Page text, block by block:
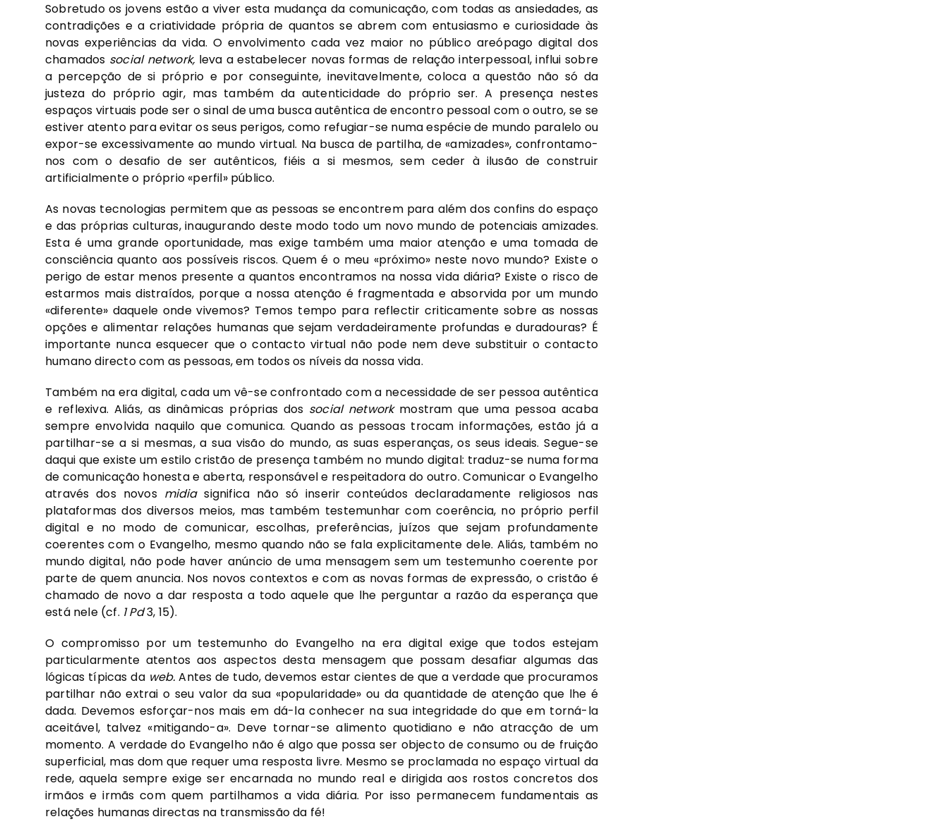
Sobretudo os jovens estão a viver esta mudança da comunicação, com todas as ansiedades, as
contradições e a criatividade própria de quantos se abrem com entusiasmo e curiosidade às
novas experiências da vida. O envolvimento cada vez maior no público areópago digital dos
chamados social network, leva a estabelecer novas formas de relação interpessoal, influi sobre
a percepção de si próprio e por conseguinte, inevitavelmente, coloca a questão não só da
justeza do próprio agir, mas também da autenticidade do próprio ser. A presença nestes
espaços virtuais pode ser o sinal de uma busca autêntica de encontro pessoal com o outro, se se
estiver atento para evitar os seus perigos, como refugiar-se numa espécie de mundo paralelo ou
expor-se excessivamente ao mundo virtual. Na busca de partilha, de «amizades», confrontamo-
nos com o desafio de ser autênticos, fiéis a si mesmos, sem ceder à ilusão de construir
artificialmente o próprio «perfil» público.
As novas tecnologias permitem que as pessoas se encontrem para além dos confins do espaço
e das próprias culturas, inaugurando deste modo todo um novo mundo de potenciais amizades.
Esta é uma grande oportunidade, mas exige também uma maior atenção e uma tomada de
consciência quanto aos possíveis riscos. Quem é o meu «próximo» neste novo mundo? Existe o
perigo de estar menos presente a quantos encontramos na nossa vida diária? Existe o risco de
estarmos mais distraídos, porque a nossa atenção é fragmentada e absorvida por um mundo
«diferente» daquele onde vivemos? Temos tempo para reflectir criticamente sobre as nossas
opções e alimentar relações humanas que sejam verdadeiramente profundas e duradouras? É
importante nunca esquecer que o contacto virtual não pode nem deve substituir o contacto
humano directo com as pessoas, em todos os níveis da nossa vida.
Também na era digital, cada um vê-se confrontado com a necessidade de ser pessoa autêntica
e reflexiva. Aliás, as dinâmicas próprias dos social networkmostram que uma pessoa acaba
sempre envolvida naquilo que comunica. Quando as pessoas trocam informações, estão já a
partilhar-se a si mesmas, a sua visão do mundo, as suas esperanças, os seus ideais. Segue-se
daqui que existe um estilo cristão de presença também no mundo digital: traduz-se numa forma
de comunicação honesta e aberta, responsável e respeitadora do outro. Comunicar o Evangelho
através dos novos midiasignifica não só inserir conteúdos declaradamente religiosos nas
plataformas dos diversos meios, mas também testemunhar com coerência, no próprio perfil
digital e no modo de comunicar, escolhas, preferências, juízos que sejam profundamente
coerentes com o Evangelho, mesmo quando não se fala explicitamente dele. Aliás, também no
mundo digital, não pode haver anúncio de uma mensagem sem um testemunho coerente por
parte de quem anuncia. Nos novos contextos e com as novas formas de expressão, o cristão é
chamado de novo a dar resposta a todo aquele que lhe perguntar a razão da esperança que
está nele (cf. 1 Pd3, 15).
O compromisso por um testemunho do Evangelho na era digital exige que todos estejam
particularmente atentos aos aspectos desta mensagem que possam desafiar algumas das
lógicas típicas da web. Antes de tudo, devemos estar cientes de que a verdade que procuramos
partilhar não extrai o seu valor da sua «popularidade» ou da quantidade de atenção que lhe é
dada. Devemos esforçar-nos mais em dá-la conhecer na sua integridade do que em torná-la
aceitável, talvez «mitigando-a». Deve tornar-se alimento quotidiano e não atracção de um
momento. A verdade do Evangelho não é algo que possa ser objecto de consumo ou de fruição
superficial, mas dom que requer uma resposta livre. Mesmo se proclamada no espaço virtual da
rede, aquela sempre exige ser encarnada no mundo real e dirigida aos rostos concretos dos
irmãos e irmãs com quem partilhamos a vida diária. Por isso permanecem fundamentais as
relações humanas directas na transmissão da fé!